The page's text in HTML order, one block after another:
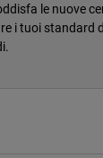
le nuove
i tuoi standard